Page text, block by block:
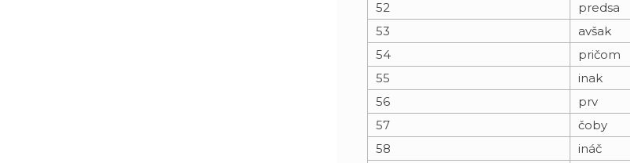
52
predsa
53
avšak
54
pričom
55
inak
56
prv
57
čoby
58
ináč